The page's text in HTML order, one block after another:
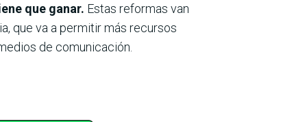
que ganar. Estas reformas van
que va a permitir más recursos
de comunicación.